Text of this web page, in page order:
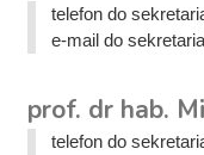
telefon do
e-mail do
prof. dr hab.
telefon do